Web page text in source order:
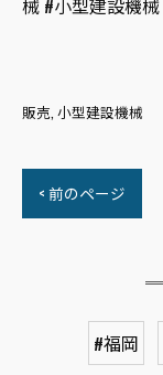
械 #小型建設機械
販売 小型建設機械
< 前のページ
#福岡